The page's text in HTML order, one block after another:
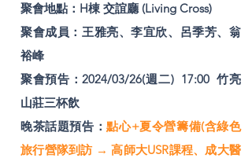
聚會地點：H棟 交誼廳 (Living Cross)
聚會成員：王雅亮、李宜欣、呂季芳、翁
裕峰
聚會預告：2024/03/26(週二) 17:00 竹亮
山莊三杯飲
晚茶話題預告：點心+夏令營籌備(含綠色
旅行營隊到訪 → 高師大USR課程、成大醫